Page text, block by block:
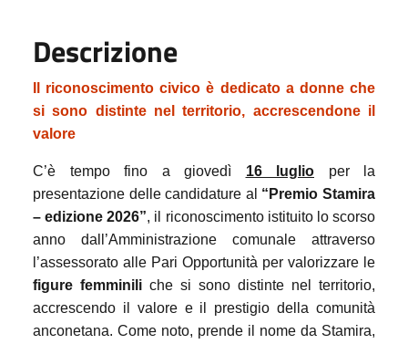
Descrizione
Il riconoscimento civico è dedicato a donne che
si sono distinte nel territorio, accrescendone il
valore
C’è tempo fino a giovedì 16 luglio
per la
presentazione delle candidature al “ Premio Stamira
– edizione 2026”, il riconoscimento istituito lo scorso
anno dall’Amministrazione comunale attraverso
l’assessorato alle Pari Opportunità per valorizzare le
figure femminili che si sono distinte nel territorio,
accrescendo il valore e il prestigio della comunità
anconetana. Come noto, prende il nome da Stamira,